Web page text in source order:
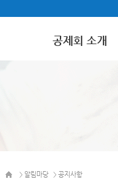
공제회 소개
> 알림마당 > 공지사항